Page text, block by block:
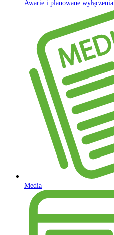
Awarie i planowane wyłączenia
Media